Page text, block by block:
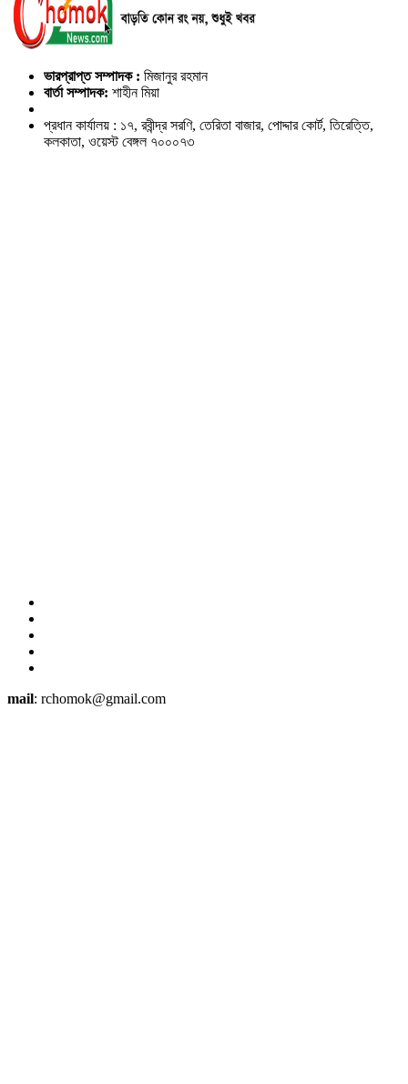
ভারপ্রাপ্ত সম্পাদক : মিজানুর রহমান
বার্তা সম্পাদক: শাহীন মিয়া
প্রধান কার্যালয় : ১৭, রবীন্দ্র সরণি, তেরিতা বাজার, পোদ্দার কোর্ট, তিরেত্তি,
কলকাতা, ওয়েস্ট বেঙ্গল ৭০০০৭৩
mail: rchomok@gmail.com